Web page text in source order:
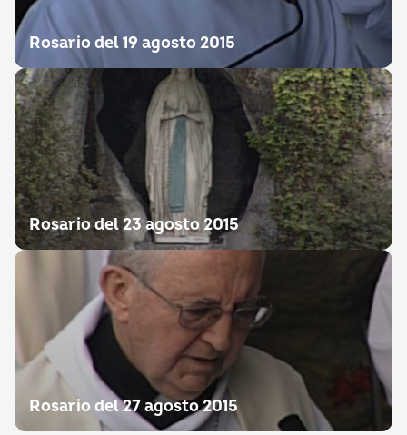
Rosario del 19 agosto 2015
Rosario del 23 agosto 2015
Rosario del 27 agosto 2015